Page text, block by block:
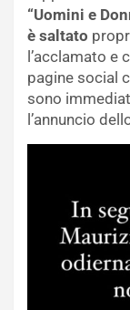
“Uomini e
è saltato
l’acclamato e
pagine social
sono
l’annuncio